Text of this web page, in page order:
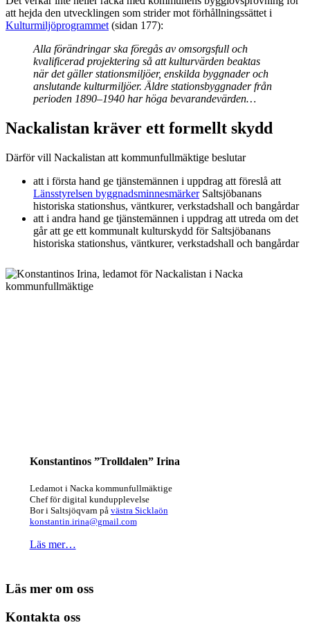
att hejda den utvecklingen som strider mot förhållningssättet i
Kulturmiljöprogrammet (sidan 177):
Alla förändringar ska föregås av omsorgsfull och
kvalificerad projektering så att kulturvärden beaktas
när det gäller stationsmiljöer, enskilda byggnader och
anslutande kulturmiljöer. Äldre stationsbyggnader från
perioden 1890–1940 har höga bevarandevärden…
Nackalistan kräver ett formellt skydd
Därför vill Nackalistan att kommunfullmäktige beslutar
att i första hand ge tjänstemännen i uppdrag att föreslå att
Länsstyrelsen byggnadsminnesmärkerSaltsjöbanans
historiska stationshus, väntkurer, verkstadshall och bangårdar
att i andra hand ge tjänstemännen i uppdrag att utreda om det
går att ge ett kommunalt kulturskydd för Saltsjöbanans
historiska stationshus, väntkurer, verkstadshall och bangårdar
Konstantinos ”Trolldalen” Irina
Ledamot i Nacka kommunfullmäktige
Chef för digital kundupplevelse
Bor i Saltsjöqvarn på västra Sicklaön
konstantin.irina@gmail.com
Läs mer…
Läs mer om oss
Kontakta oss